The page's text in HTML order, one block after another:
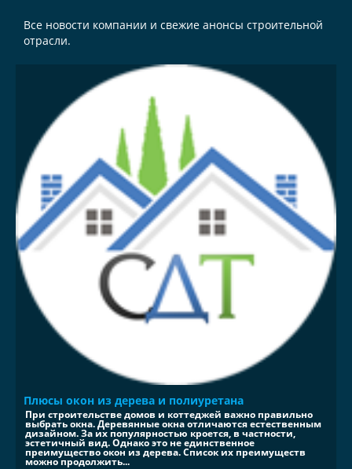
Все новости компании и свежие анонсы строительной
отрасли.
Плюсы окон из дерева и полиуретана
При строительстве домов и коттеджей важно правильно
выбрать окна. Деревянные окна отличаются естественным
дизайном. За их популярностью кроется, в частности,
эстетичный вид. Однако это не единственное
преимущество окон из дерева. Список их преимуществ
можно продолжить...